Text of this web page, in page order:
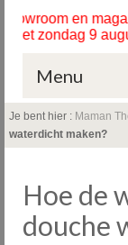
en magazijn :
9 augustus
Menu
Home
Onze
Plaatsing
Je bent hier : Maman
waterdicht maken?
Hoe de
douche